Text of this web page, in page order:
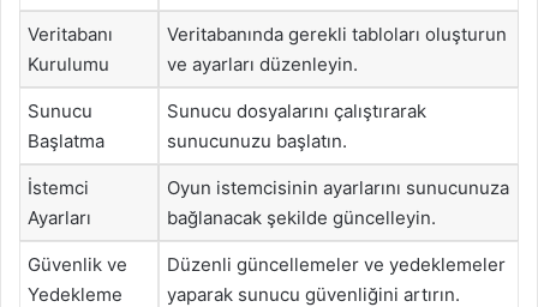
Veritabanı
Kurulumu
Veritabanında gerekli tabloları oluşturun
ve ayarları düzenleyin.
Sunucu
Başlatma
Sunucu dosyalarını çalıştırarak
sunucunuzu başlatın.
İstemci
Ayarları
Oyun istemcisinin ayarlarını sunucunuza
bağlanacak şekilde güncelleyin.
Güvenlik ve
Yedekleme
Düzenli güncellemeler ve yedeklemeler
yaparak sunucu güvenliğini artırın.